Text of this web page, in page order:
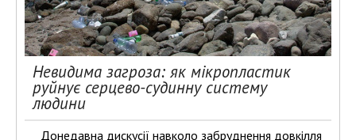
Невидима загроза: як мікропластик
руйнує серцево-судинну систему
людини
Донедавна дискусії навколо забруднення довкілля